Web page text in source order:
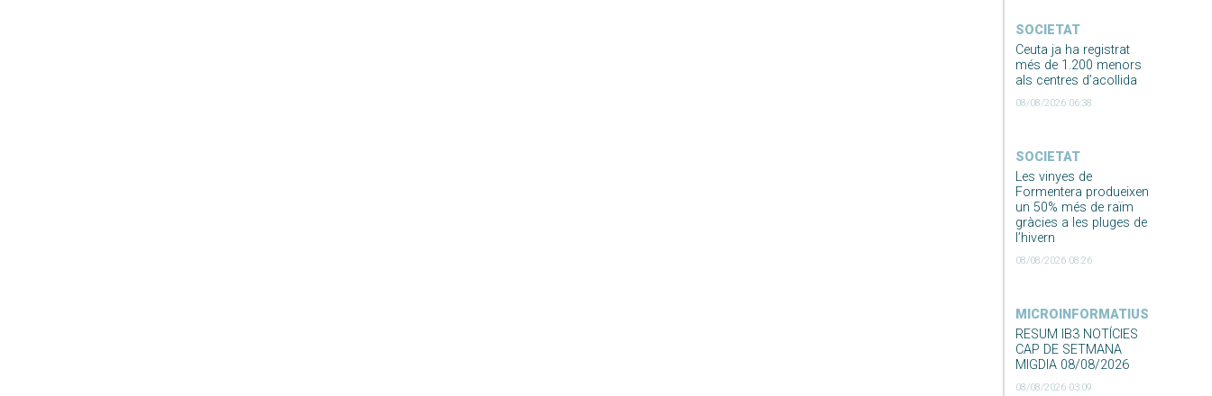
SOCIETAT
Ceuta ja ha registrat
més de 1.200 menors
als centres d’acollida
08/08/2026 06:38
SOCIETAT
Les vinyes de
Formentera produeixen
un 50% més de raïm
gràcies a les pluges de
l’hivern
08/08/2026 08:26
MICROINFORMATIUS
RESUM IB3 NOTÍCIES
CAP DE SETMANA
MIGDIA 08/08/2026
08/08/2026 03:09